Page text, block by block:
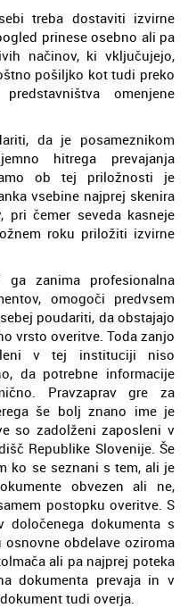
treba dostaviti izvirne
prinese osebno ali pa
načinov, ki vključujejo,
pošiljko kot tudi preko
omenjene
da je posameznikom
hitrega prevajanja
ob tej priložnosti je
vsebine najprej skenira
pri čemer seveda kasneje
roku priložiti izvirne
zanima profesionalna
omogoči predvsem
poudariti, da obstajajo
vrsto overitve. Toda zanjo
v tej instituciji niso
da potrebne informacije
Pravzaprav gre za
še bolj znano ime je
so zadolženi zaposleni v
Republike Slovenije. Še
ko se seznani s tem, ali je
obvezen ali ne,
postopku overitve. S
dokumenta s
obdelave oziroma
ali pa najprej poteka
dokumenta prevaja in v
tudi overja.